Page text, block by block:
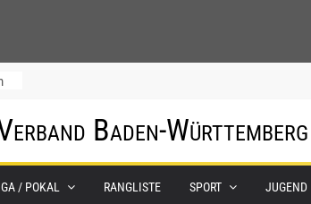
Baden-
/ POKAL RANGLISTE SPORT JUGEND